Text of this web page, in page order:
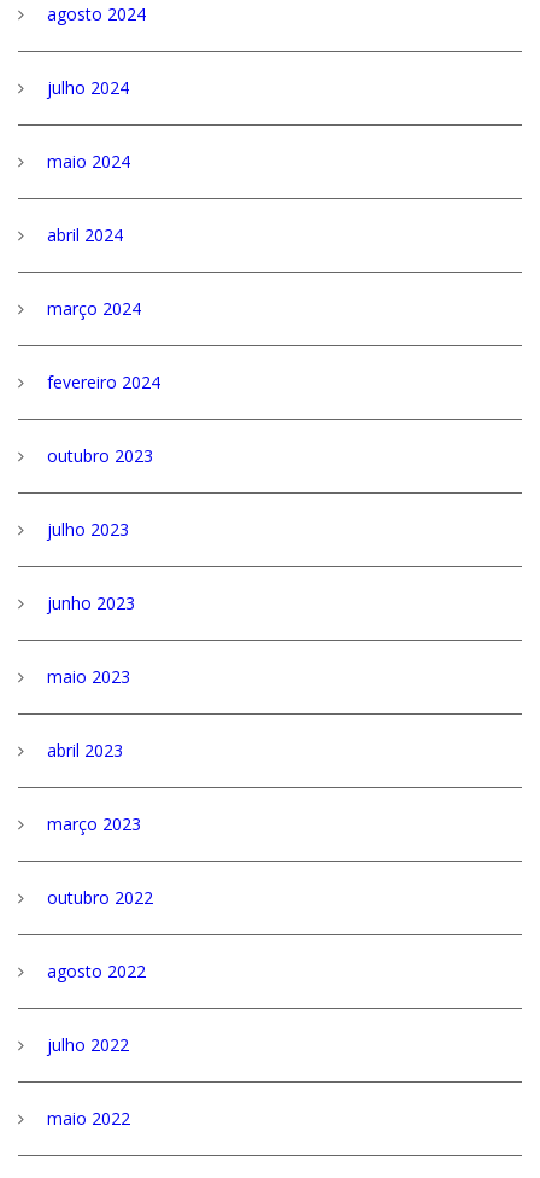
agosto 2024
julho 2024
maio 2024
abril 2024
março 2024
fevereiro 2024
outubro 2023
julho 2023
junho 2023
maio 2023
abril 2023
março 2023
outubro 2022
agosto 2022
julho 2022
maio 2022